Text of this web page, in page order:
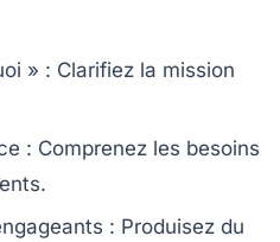
» : Clarifiez la mission
: Comprenez les besoins
: Produisez du